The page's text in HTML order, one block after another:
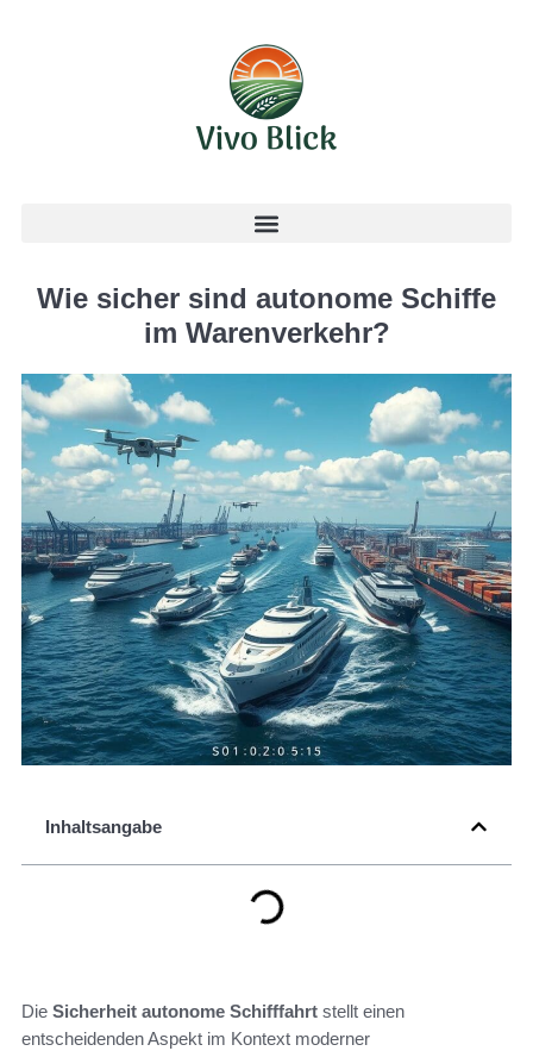
Wie sicher sind autonome Schiffe
im Warenverkehr?
Inhaltsangabe
Die Sicherheit autonome Schifffahrt stellt einen
entscheidenden Aspekt im Kontext moderner